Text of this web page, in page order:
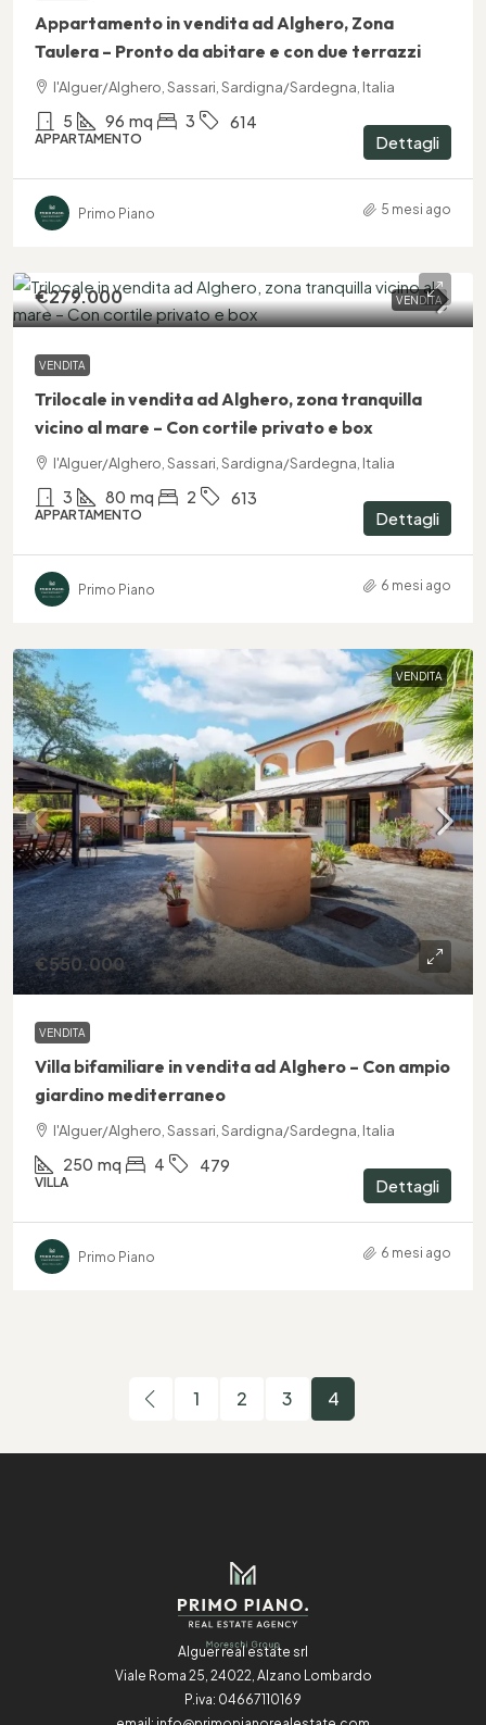
Appartamento in vendita ad Alghero, Zona
Taulera – Pronto da abitare e con due terrazzi
l'Alguer/Alghero, Sassari, Sardigna/Sardegna, Italia
5 96 mq 3 614
APPARTAMENTO Dettagli
Primo Piano 5 mesi ago
VENDITA
€279.000
VENDITA
Trilocale in vendita ad Alghero, zona tranquilla
vicino al mare – Con cortile privato e box
l'Alguer/Alghero, Sassari, Sardigna/Sardegna, Italia
3 80 mq 2 613
APPARTAMENTO Dettagli
Primo Piano 6 mesi ago
VENDITA
€550.000
VENDITA
Villa bifamiliare in vendita ad Alghero – Con ampio
giardino mediterraneo
l'Alguer/Alghero, Sassari, Sardigna/Sardegna, Italia
250 mq 4 479
VILLA Dettagli
Primo Piano 6 mesi ago
1 2 3 4
Alguer real estate srl
Viale Roma 25, 24022, Alzano Lombardo
P.iva: 04667110169